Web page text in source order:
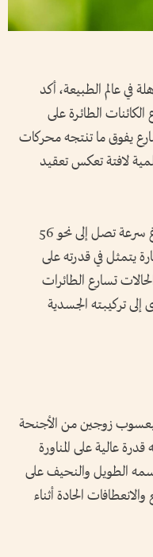
عالم الطبيعة، أكد
الطائرة على
يفوق ما تنتجه محركات
لافتة تعكس تعقيد
ووفقاً للدراسات، يستطيع اليعسوب بلوغ سرعة تصل إلى نحو 56
يتمثل في قدرته على
تسارع الطائرات
إلى تركيبته الجسدية
اليعسوب زوجين من الأجنحة
عالية على المناورة
الطويل والنحيف على
الحادة أثناء